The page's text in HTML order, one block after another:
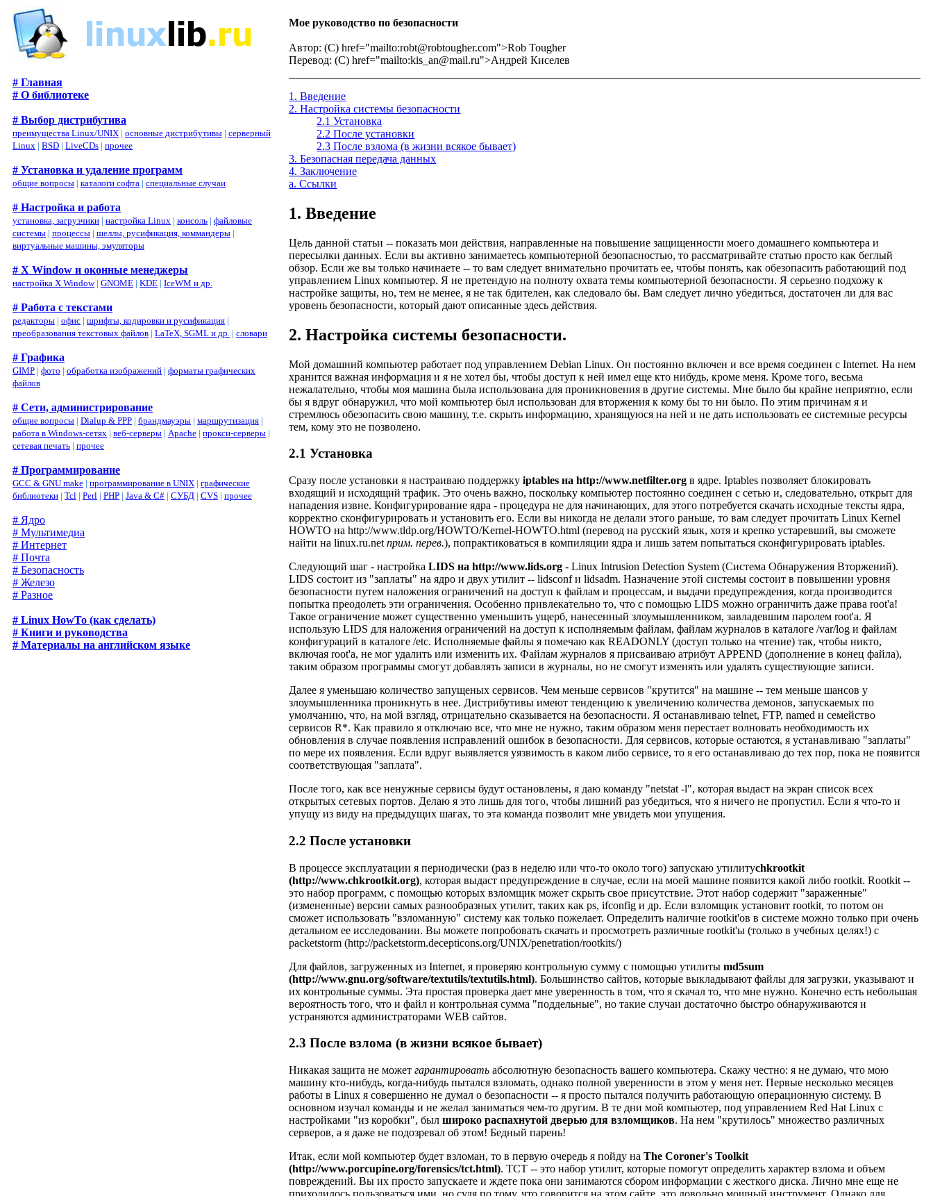
# Главная
# О библиотеке
# Выбор дистрибутива
преимущества Linux/UNIX | основные дистрибутивы | серверный
Linux | BSD | LiveCDs | прочее
# Установка и удаление программ
общие вопросы | каталоги софта | специальные случаи
# Настройка и работа
установка, загрузчики | настройка Linux | консоль | файловые
системы | процессы | шеллы, русификация, коммандеры |
виртуальные машины, эмуляторы
# X Window и оконные менеджеры
настройка X Window| GNOME | KDE | IceWM и др.
# Работа с текстами
редакторы | офис | шрифты, кодировки и русификация |
преобразования текстовых файлов | LaTeX, SGML и др. | словари
# Графика
GIMP | фото | обработка изображений | форматы графических
файлов
# Сети, администрирование
общие вопросы | Dialup & PPP | брандмауэры | маршрутизация |
работа в Windows-сетях | веб-серверы | Apache | прокси-серверы |
сетевая печать | прочее
# Программирование
GCC & GNU make | программирование в UNIX | графические
библиотеки | Tcl | Perl | PHP | Java & C# | СУБД | CVS | прочее
# Ядро
# Мультимедиа
# Интернет
# Почта
# Безопасность
# Железо
# Разное
# Linux HowTo (как сделать)
# Книги и руководства
# Материалы на английском языке
Мое руководство по безопасности
Автор: (C)href="mailto:robt@robtougher.com">Rob Tougher
Перевод: (C)href="mailto:kis_an@mail.ru">Андрей Киселев
1. Введение
2. Настройка системы безопасности
2.1 Установка
2.2 После установки
2.3 После взлома (в жизни всякое бывает)
3. Безопасная передача данных
4. Заключение
a. Ссылки
1. Введение
Цель данной статьи -- показать мои действия, направленные на повышение защищенности моего домашнего компьютера и
пересылки данных. Если вы активно занимаетесь компьютерной безопасностью, то рассматривайте статью просто как беглый
обзор. Если же вы только начинаете -- то вам следует внимательно прочитать ее, чтобы понять, как обезопасить работающий под
управлением Linux компьютер. Я не претендую на полноту охвата темы компьютерной безопасности. Я серьезно подхожу к
настройке защиты, но, тем не менее, я не так бдителен, как следовало бы. Вам следует лично убедиться, достаточен ли для вас
уровень безопасности, который дают описанные здесь действия.
2. Настройка системы безопасности.
Мой домашний компьютер работает под управлением Debian Linux. Он постоянно включен и все время соединен с Internet. На нем
хранится важная информация и я не хотел бы, чтобы доступ к ней имел еще кто нибудь, кроме меня. Кроме того, весьма
нежалательно, чтобы моя машина была использована для проникновения в другие системы. Мне было бы крайне неприятно, если
бы я вдруг обнаружил, что мой компьютер был использован для вторжения к кому бы то ни было. По этим причинам я и
стремлюсь обезопасить свою машину, т.е. скрыть информацию, хранящуюся на ней и не дать использовать ее системные ресурсы
тем, кому это не позволено.
2.1 Установка
Сразу после установки я настраиваю поддержкуiptables на http://www.netfilter.org в ядре. Iptables позволяет блокировать
входящий и исходящий трафик. Это очень важно, поскольку компьютер постоянно соединен с сетью и, следовательно, открыт для
нападения извне. Конфигурирование ядра - процедура не для начинающих, для этого потребуется скачать исходные тексты ядра,
корректно сконфигурировать и установить его. Если вы никогда не делали этого раньше, то вам следует прочитатьLinux Kernel
HOWTO на http://www.tldp.org/HOWTO/Kernel-HOWTO.html (перевод на русский язык, хотя и крепко устаревший, вы сможете
найти наlinux.ru.net прим. перев.), попрактиковаться в компиляции ядра и лишь затем попытаться сконфигурировать iptables.
Следующий шаг - настройкаLIDS на http://www.lids.org - Linux Intrusion Detection System (Система Обнаружения Вторжений).
LIDS состоит из "заплаты" на ядро и двух утилит -- lidsconf и lidsadm. Назначение этой системы состоит в повышении уровня
безопасности путем наложения ограничений на доступ к файлам и процессам, и выдачи предупреждения, когда производится
попытка преодолеть эти ограничения. Особенно привлекательно то, что с помощью LIDS можно ограничить даже права root'а!
Такое ограничение может существенно уменьшить ущерб, нанесенный злоумышленником, завладевшим паролем root'а. Я
использую LIDS для наложения ограничений на доступ к исполняемым файлам, файлам журналов в каталоге /var/log и файлам
конфигураций в каталоге /etc. Исполняемые файлы я помечаю как READONLY (доступ только на чтение) так, чтобы никто,
включая root'а, не мог удалить или изменить их. Файлам журналов я присваиваю атрибут APPEND (дополнение в конец файла),
таким образом программы смогут добавлять записи в журналы, но не смогут изменять или удалять существующие записи.
Далее я уменьшаю количество запущеных сервисов. Чем меньше сервисов "крутится" на машине -- тем меньше шансов у
злоумышленника проникнуть в нее. Дистрибутивы имеют тенденцию к увеличению количества демонов, запускаемых по
умолчанию, что, на мой взгляд, отрицательно сказывается на безопасности. Я останавливаю telnet, FTP, named и семейство
сервисов R*. Как правило я отключаю все, что мне не нужно, таким образом меня перестает волновать необходимость их
обновления в случае появления исправлений ошибок в безопасности. Для сервисов, которые остаются, я устанавливаю "заплаты"
по мере их появления. Если вдруг выявляется уязвимость в каком либо сервисе, то я его останавливаю до тех пор, пока не появится
соответствующая "заплата".
После того, как все ненужные сервисы будут остановлены, я даю команду "netstat -l", которая выдаст на экран список всех
открытых сетевых портов. Делаю я это лишь для того, чтобы лишний раз убедиться, что я ничего не пропустил. Если я что-то и
упущу из виду на предыдущих шагах, то эта команда позволит мне увидеть мои упущения.
2.2 После установки
В процессе эксплуатации я периодически (раз в неделю или что-то около того) запускаю утилитуchkrootkit
(http://www.chkrootkit.org), которая выдаст предупреждение в случае, если на моей машине появится какой либо rootkit. Rootkit --
это набор программ, с помощью которых взломщик может скрыть свое присутствие. Этот набор содержит "зараженные"
(измененные) версии самых разнообразных утилит, таких как ps, ifconfig и др. Если взломщик установит rootkit, то потом он
сможет использовать "взломанную" систему как только пожелает. Определить наличие rootkit'ов в системе можно только при очень
детальном ее исследовании. Вы можете попробовать скачать и просмотреть различные rootkit'ы (только в учебных целях!) с
packetstorm (http://packetstorm.decepticons.org/UNIX/penetration/rootkits/)
Для файлов, загруженных из Internet, я проверяю контрольную сумму с помощью утилитыmd5sum
(http://www.gnu.org/software/textutils/textutils.html). Большинство сайтов, которые выкладывают файлы для загрузки, указывают и
их контрольные суммы. Эта простая проверка дает мне уверенность в том, что я скачал то, что мне нужно. Конечно есть небольшая
вероятность того, что и файл и контрольная сумма "поддельные", но такие случаи достаточно быстро обнаруживаются и
устраняются администраторами WEB сайтов.
2.3 После взлома (в жизни всякое бывает)
Никакая защита не можетгарантировать абсолютную безопасность вашего компьютера. Скажу честно: я не думаю, что мою
машину кто-нибудь, когда-нибудь пытался взломать, однако полной уверенности в этом у меня нет. Первые несколько месяцев
работы в Linux я совершенно не думал о безопасности -- я просто пытался получить работающую операционную систему. В
основном изучал команды и не желал заниматься чем-то другим. В те дни мой компьютер, под управлением Red Hat Linux с
настройками "из коробки", былшироко распахнутой дверью для взломщиков. На нем "крутилось" множество различных
серверов, а я даже не подозревал об этом! Бедный парень!
Итак, если мой компьютер будет взломан, то в первую очередь я пойду наThe Coroner's Toolkit
(http://www.porcupine.org/forensics/tct.html). TCT -- это набор утилит, которые помогут определить характер взлома и объем
повреждений. Вы их просто запускаете и ждете пока они занимаются сбором информации с жесткого диска. Лично мне еще не
приходилось пользоваться ими, но судя по тому, что говорится на этом сайте, это довольно мощный инструмент. Однако для